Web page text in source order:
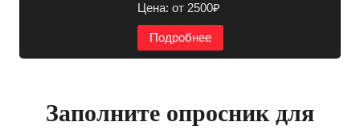
Цена: от 2500₽
Подробнее
Заполните опросник для